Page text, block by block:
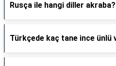
Rusça ile hangi diller akraba?
Türkçede kaç tane ince ünlü